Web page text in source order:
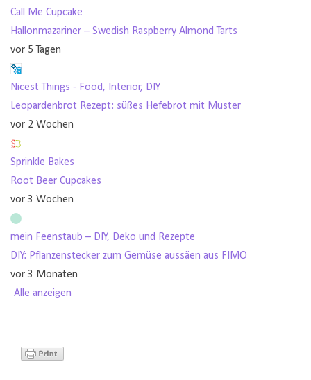
Call Me Cupcake
Hallonmazariner – Swedish Raspberry Almond Tarts
vor 5 Tagen
Nicest Things - Food, Interior, DIY
Leopardenbrot Rezept: süßes Hefebrot mit Muster
vor 2 Wochen
Sprinkle Bakes
Root Beer Cupcakes
vor 3 Wochen
mein Feenstaub – DIY, Deko und Rezepte
DIY: Pflanzenstecker zum Gemüse aussäen aus FIMO
vor 3 Monaten
Alle anzeigen